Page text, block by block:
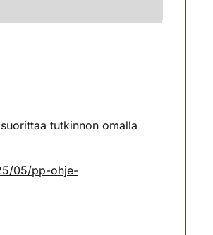
tutkinnon omalla
05/pp-ohje-